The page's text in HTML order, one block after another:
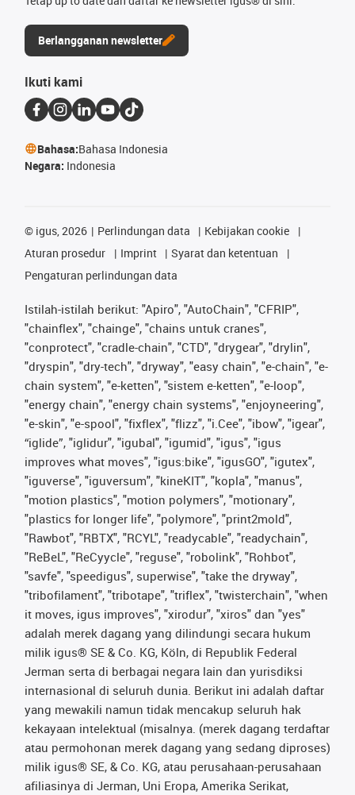
Berlangganan newsletter
Ikuti kami
Bahasa:Bahasa Indonesia
Negara: Indonesia
© igus, 2026 Perlindungan data
Kebijakan cookie
Aturan prosedur
Imprint
Syarat dan ketentuan
Pengaturan perlindungan data
Istilah-istilah berikut: "Apiro", "AutoChain", "CFRIP",
"chainflex", "chainge", "chains untuk cranes",
"conprotect", "cradle-chain", "CTD", "drygear", "drylin",
"dryspin", "dry-tech", "dryway", "easy chain", "e-chain", "e-
chain system", "e-ketten", "sistem e-ketten", "e-loop",
"energy chain", "energy chain systems", "enjoyneering",
"e-skin", "e-spool", "fixflex", "flizz", "i.Cee", "ibow", "igear",
“iglide”, "iglidur", "igubal", "igumid", "igus", "igus
improves what moves", "igus:bike", "igusGO", "igutex",
"iguverse", "iguversum", "kineKIT", "kopla", "manus",
"motion plastics", "motion polymers", "motionary",
"plastics for longer life", "polymore", "print2mold",
"Rawbot", "RBTX", "RCYL", "readycable", "readychain",
"ReBeL", "ReCyycle", "reguse", "robolink", "Rohbot",
"savfe", "speedigus", superwise", "take the dryway",
"tribofilament", "tribotape", "triflex", "twisterchain", "when
it moves, igus improves", "xirodur", "xiros" dan "yes"
adalah merek dagang yang dilindungi secara hukum
milik igus® SE & Co. KG, Köln, di Republik Federal
Jerman serta di berbagai negara lain dan yurisdiksi
internasional di seluruh dunia. Berikut ini adalah daftar
yang mewakili namun tidak mencakup seluruh hak
kekayaan intelektual (misalnya. (merek dagang terdaftar
atau permohonan merek dagang yang sedang diproses)
milik igus® SE, & Co. KG, atau perusahaan-perusahaan
afiliasinya di Jerman, Uni Eropa, Amerika Serikat,